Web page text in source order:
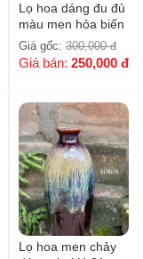
Lọ hoa dáng đu đủ
màu men hỏa biến
nâu đen H-26cm
Giá gốc:300,000 đ
Giá bán: 250,000 đ
Lọ hoa men chảy